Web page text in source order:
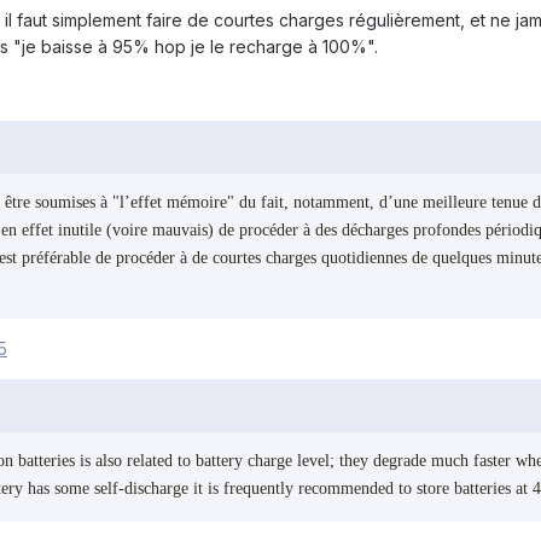
faut simplement faire de courtes charges régulièrement, et ne
baisse à 95% hop je le recharge à 100%".
être soumises à "l’effet mémoire" du fait, notamment, d’une meilleure
effet inutile (voire mauvais) de procéder à des décharges profondes
préférable de procéder à de courtes charges quotidiennes de quelques
is also related to battery charge level; they degrade much faster
has some self-discharge it is frequently recommended to store batteries at